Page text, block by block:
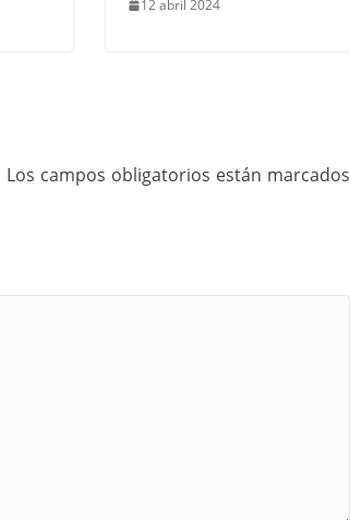
12 abril 2024
Los campos obligatorios están marcados